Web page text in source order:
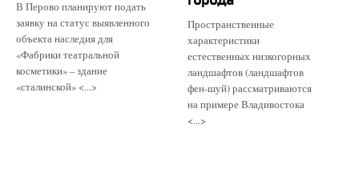
В Перово планируют подать
заявку на статус выявленного
объекта наследия для
«Фабрики театральной
косметики» – здание
«сталинской» <...>
Пространственные
характеристики
естественных низкогорных
ландшафтов (ландшафтов
фен-шуй) рассматриваются
на примере Владивостока
<...>